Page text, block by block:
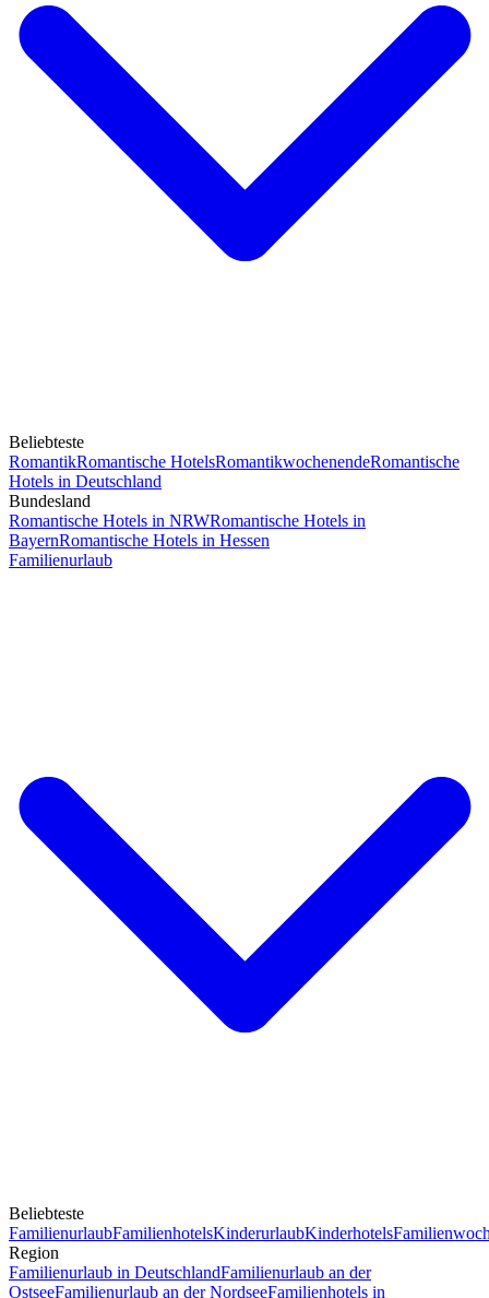
Beliebteste
RomantikRomantische HotelsRomantikwochenendeRomantische
Hotels in Deutschland
Bundesland
Romantische Hotels in NRWRomantische Hotels in
BayernRomantische Hotels in Hessen
Familienurlaub
Beliebteste
FamilienurlaubFamilienhotelsKinderurlaubKinderhotels
Region
Familienurlaub in DeutschlandFamilienurlaub an der
OstseeFamilienurlaub an der NordseeFamilienhotels in